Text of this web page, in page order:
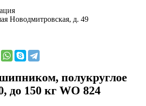
Новодмитровская, д. 49
полукруглое
до 150 кг WO 824